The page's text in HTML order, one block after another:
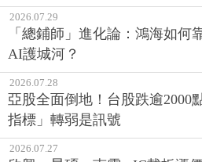
2026.07.29
「總鋪師」進化論：鴻海如何
AI護城河？
2026.07.28
亞股全面倒地！台股跌逾2000
指標」轉弱是訊號
2026.07.27